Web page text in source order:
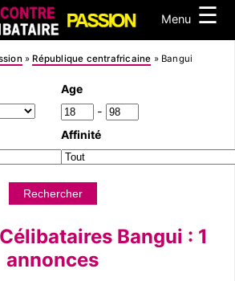
Menu ☰
» République centrafricaine » Bangui
Age
-
Affinité
Bangui : 1
annonces